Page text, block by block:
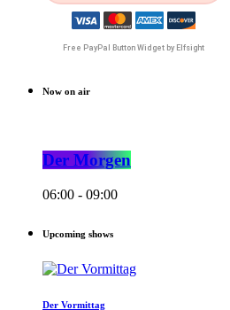
Free PayPal Button Widget by Elfsight
Now on air
Der Morgen
06:00 - 09:00
Upcoming shows
Der Vormittag